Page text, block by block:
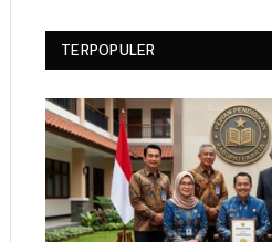
TERPOPULER